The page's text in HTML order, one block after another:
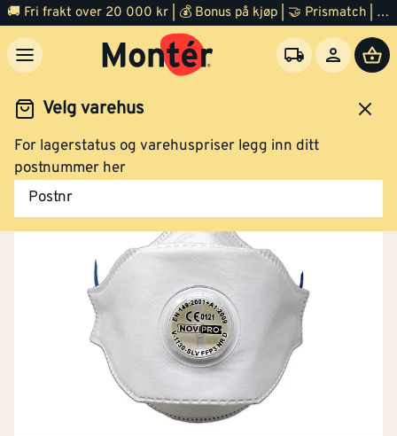
🚚 Fri frakt over 20 000 kr | 💰 Bonus på kjøp | 🤝 Prismatch | ⭐ 100% fornøyd garanti | 🏪 140 byggevarehus
Velg varehus
For lagerstatus og varehuspriser legg inn ditt
postnummer her
Postnr
og verneutstyr